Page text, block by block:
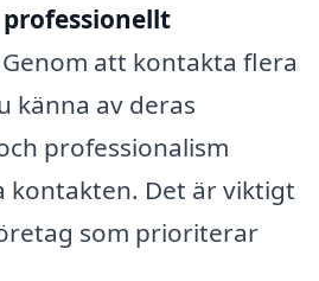
Genom att kontakta flera
känna av deras
professionalism
kontakten. Det är viktigt
som prioriterar